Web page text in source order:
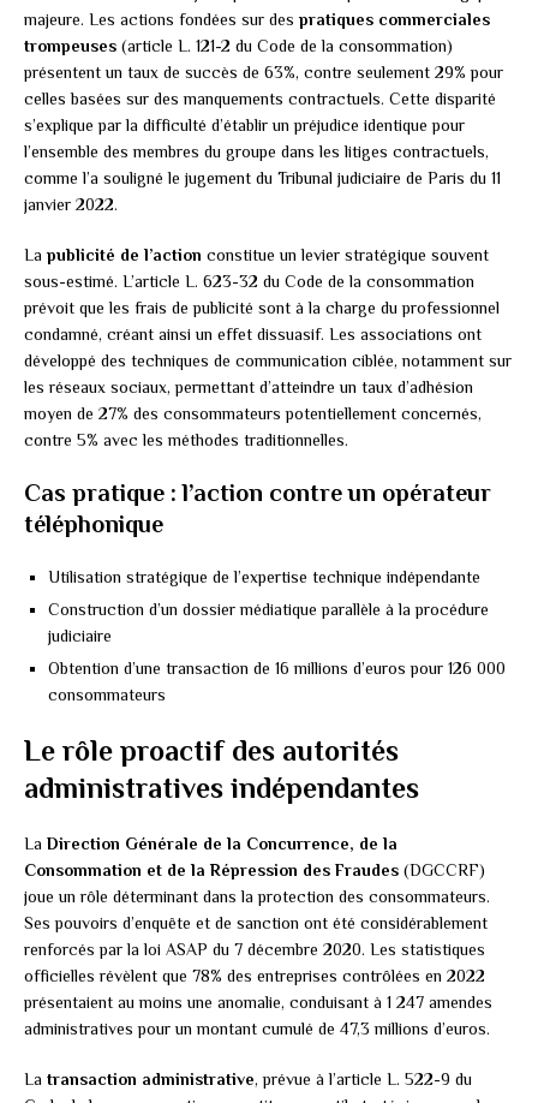
majeure. Les actions fondées sur des pratiques commerciales
trompeuses (article L. 121-2 du Code de la consommation)
présentent un taux de succès de 63%, contre seulement 29% pour
celles basées sur des manquements contractuels. Cette disparité
s’explique par la difficulté d’établir un préjudice identique pour
l’ensemble des membres du groupe dans les litiges contractuels,
comme l’a souligné le jugement du Tribunal judiciaire de Paris du 11
janvier 2022.
La publicité de l’action constitue un levier stratégique souvent
sous-estimé. L’article L. 623-32 du Code de la consommation
prévoit que les frais de publicité sont à la charge du professionnel
condamné, créant ainsi un effet dissuasif. Les associations ont
développé des techniques de communication ciblée, notamment sur
les réseaux sociaux, permettant d’atteindre un taux d’adhésion
moyen de 27% des consommateurs potentiellement concernés,
contre 5% avec les méthodes traditionnelles.
Cas pratique : l’action contre un opérateur
téléphonique
Utilisation stratégique de l’expertise technique indépendante
Construction d’un dossier médiatique parallèle à la procédure
judiciaire
Obtention d’une transaction de 16 millions d’euros pour 126 000
consommateurs
Le rôle proactif des autorités
administratives indépendantes
La Direction Générale de la Concurrence, de la
Consommation et de la Répression des Fraudes (DGCCRF)
joue un rôle déterminant dans la protection des consommateurs.
Ses pouvoirs d’enquête et de sanction ont été considérablement
renforcés par la loi ASAP du 7 décembre 2020. Les statistiques
officielles révèlent que 78% des entreprises contrôlées en 2022
présentaient au moins une anomalie, conduisant à 1 247 amendes
administratives pour un montant cumulé de 47,3 millions d’euros.
La transaction administrative, prévue à l’article L. 522-9 du